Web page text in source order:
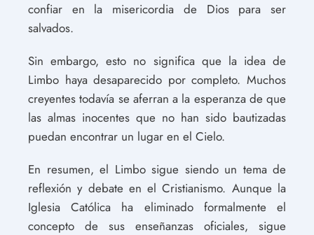
confiar en la misericordia de Dios para ser
salvados.
Sin embargo, esto no significa que la idea de
Limbo haya desaparecido por completo. Muchos
creyentes todavía se aferran a la esperanza de que
las almas inocentes que no han sido bautizadas
puedan encontrar un lugar en el Cielo.
En resumen, el Limbo sigue siendo un tema de
reflexión y debate en el Cristianismo. Aunque la
Iglesia Católica ha eliminado formalmente el
concepto de sus enseñanzas oficiales, sigue